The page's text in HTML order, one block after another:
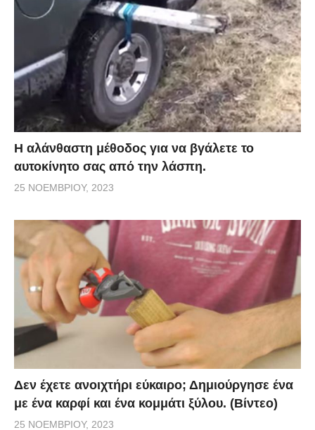
Η αλάνθαστη μέθοδος για να βγάλετε το
αυτοκίνητο σας από την λάσπη.
25 ΝΟΕΜΒΡΊΟΥ, 2023
Δεν έχετε ανοιχτήρι εύκαιρο; Δημιούργησε ένα
με ένα καρφί και ένα κομμάτι ξύλου. (Βίντεο)
25 ΝΟΕΜΒΡΊΟΥ, 2023